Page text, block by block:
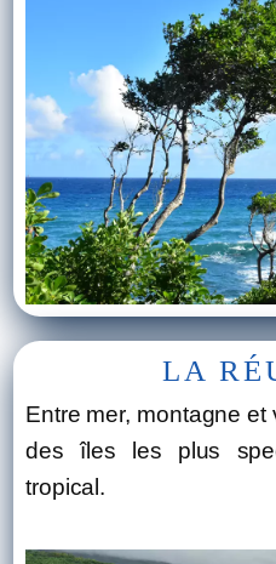
LA
Entre mer, montagne et
des îles les plus
tropical.